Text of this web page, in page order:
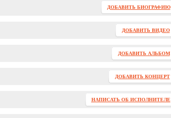
ДОБАВИТЬ БИОГРАФИЮ
ДОБАВИТЬ ВИДЕО
ДОБАВИТЬ АЛЬБОМ
ДОБАВИТЬ КОНЦЕРТ
НАПИСАТЬ ОБ ИСПОЛНИТЕЛЕ